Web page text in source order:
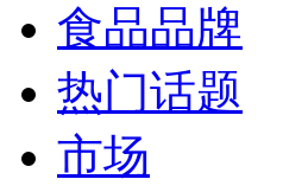
食品品牌
热门话题
市场